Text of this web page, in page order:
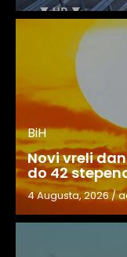
BiH
Novi vreli
do 42
4 Augusta, 2026/